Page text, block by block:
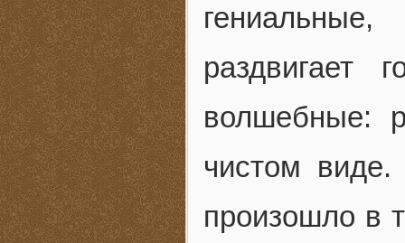
раздвигает
волшебные:
чистом виде.
произошло в